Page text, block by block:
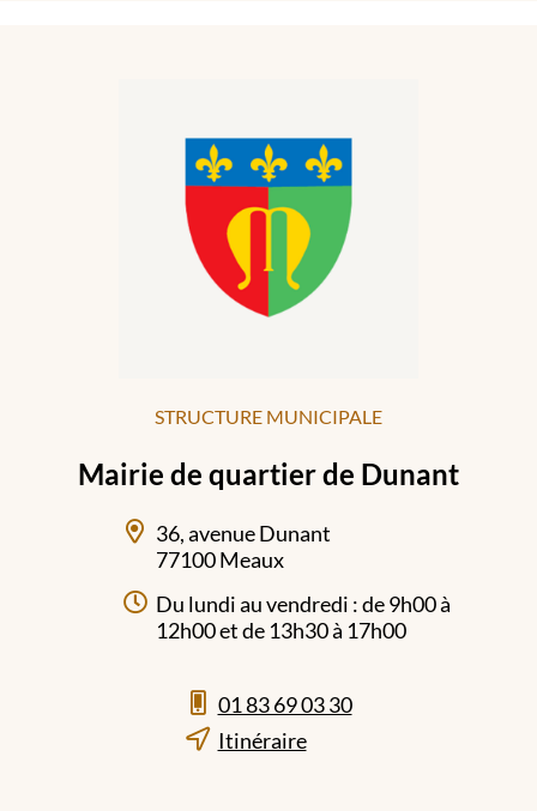
STRUCTURE MUNICIPALE
Mairie de quartier de Dunant
36, avenue Dunant
77100 Meaux
Du lundi au vendredi : de 9h00 à
12h00 et de 13h30 à 17h00
01 83 69 03 30
Itinéraire